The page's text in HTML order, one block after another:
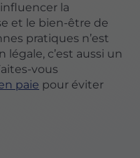
la
et le bien-être de
pratiques n’est
c’est aussi un
vous
paie pour éviter